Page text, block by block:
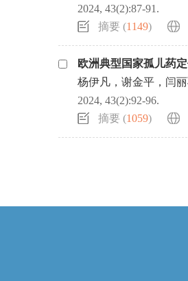
2024, 43(2):87-91.
摘要 (1149)
欧洲典型国家孤儿药
杨伊凡，谢金平，闫
2024, 43(2):92-96.
摘要 (1059)